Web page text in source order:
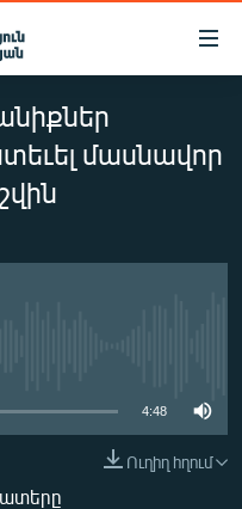
մասնավոր
4:48
Ուղիղ հղում